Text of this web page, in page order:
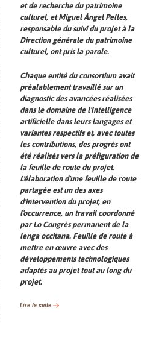
et de recherche du patrimoine
culturel, et Miguel Ángel Pelles,
responsable du suivi du projet à la
Direction générale du patrimoine
culturel, ont pris la parole.
Chaque entité du consortium avait
préalablement travaillé sur un
diagnostic des avancées réalisées
dans le domaine de l'Intelligence
artificielle dans leurs langages et
variantes respectifs et, avec toutes
les contributions, des progrès ont
été réalisés vers la préfiguration de
la feuille de route du projet.
L'élaboration d'une feuille de route
partagée est un des axes
d'intervention du projet, en
l'occurrence, un travail coordonné
par Lo Congrès permanent de la
lenga occitana. Feuille de route à
mettre en œuvre avec des
développements technologiques
adaptés au projet tout au long du
projet.
Lire la suite